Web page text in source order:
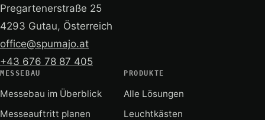
Pregartenerstraße 25
4293 Gutau, Österreich
office@spumajo.at
+43 676 78 87 405
MESSEBAU
Messebau im Überblick
Messeauftritt planen
PRODUKTE
Alle Lösungen
Leuchtkästen